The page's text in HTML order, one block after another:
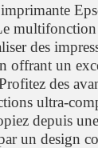
des
offrant un
des
ultra-
depuis
un design